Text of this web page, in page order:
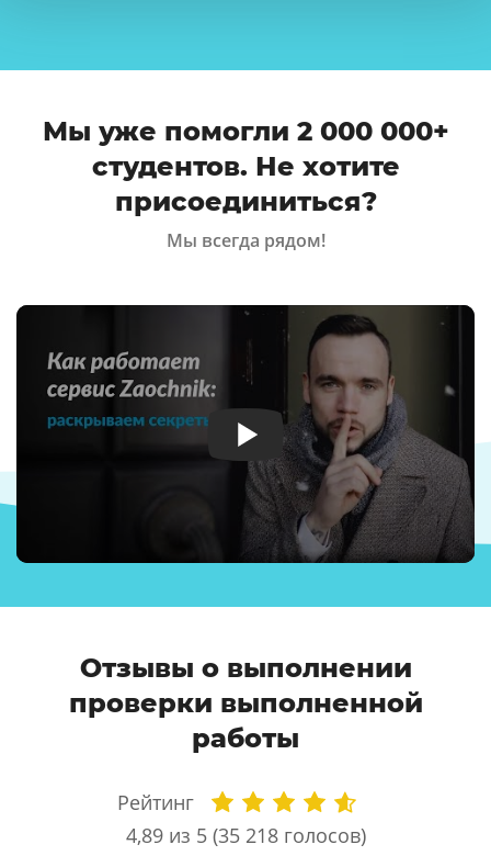
Мы уже помогли 2 000 000+
студентов. Не хотите
присоединиться?
Мы всегда рядом!
Отзывы о выполнении
проверки выполненной
работы
Рейтинг
4,89 из 5 (35 218голосов)